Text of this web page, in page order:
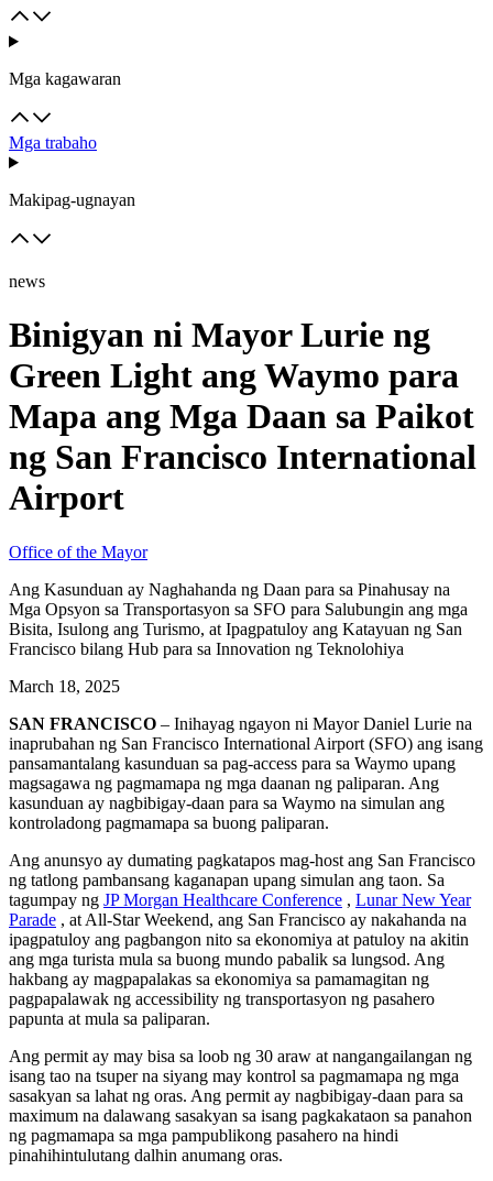
Mga kagawaran
Mga trabaho
Makipag-ugnayan
news
Binigyan ni Mayor Lurie ng
Green Light ang Waymo para
Mapa ang Mga Daan sa Paikot
ng San Francisco International
Airport
Office of the Mayor
Ang Kasunduan ay Naghahanda ng Daan para sa Pinahusay na
Mga Opsyon sa Transportasyon sa SFO para Salubungin ang mga
Bisita, Isulong ang Turismo, at Ipagpatuloy ang Katayuan ng San
Francisco bilang Hub para sa Innovation ng Teknolohiya
March 18, 2025
SAN FRANCISCO – Inihayag ngayon ni Mayor Daniel Lurie na
inaprubahan ng San Francisco International Airport (SFO) ang isang
pansamantalang kasunduan sa pag-access para sa Waymo upang
magsagawa ng pagmamapa ng mga daanan ng paliparan. Ang
kasunduan ay nagbibigay-daan para sa Waymo na simulan ang
kontroladong pagmamapa sa buong paliparan.
Ang anunsyo ay dumating pagkatapos mag-host ang San Francisco
ng tatlong pambansang kaganapan upang simulan ang taon. Sa
tagumpay ng JP Morgan Healthcare Conference , Lunar New Year
Parade , at All-Star Weekend, ang San Francisco ay nakahanda na
ipagpatuloy ang pagbangon nito sa ekonomiya at patuloy na akitin
ang mga turista mula sa buong mundo pabalik sa lungsod. Ang
hakbang ay magpapalakas sa ekonomiya sa pamamagitan ng
pagpapalawak ng accessibility ng transportasyon ng pasahero
papunta at mula sa paliparan.
Ang permit ay may bisa sa loob ng 30 araw at nangangailangan ng
isang tao na tsuper na siyang may kontrol sa pagmamapa ng mga
sasakyan sa lahat ng oras. Ang permit ay nagbibigay-daan para sa
maximum na dalawang sasakyan sa isang pagkakataon sa panahon
ng pagmamapa sa mga pampublikong pasahero na hindi
pinahihintulutang dalhin anumang oras.